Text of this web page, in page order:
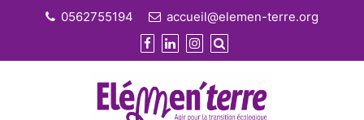
0562755194 accueil@elemen-terre.org